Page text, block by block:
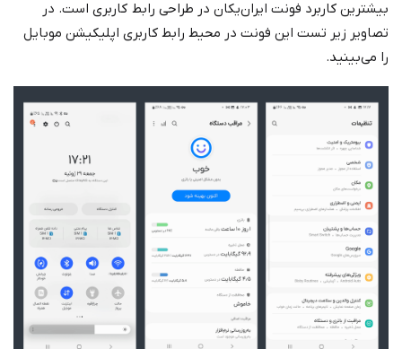
بیشترین کاربرد فونت ایران‌یکان در طراحی رابط کاربری است. در
تصاویر زیر تست این فونت در محیط رابط کاربری اپلیکیشن موبایل
را می‌بینید.